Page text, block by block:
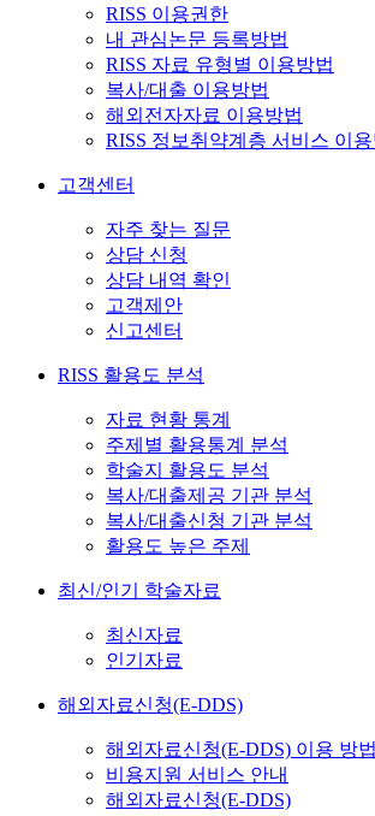
RISS 이용권한
내 관심논문 등록방법
RISS 자료 유형별 이용방법
복사/대출 이용방법
해외전자자료 이용방법
RISS 정보취약계층 서비스 이
고객센터
자주 찾는 질문
상담 신청
상담 내역 확인
고객제안
신고센터
RISS 활용도 분석
자료 현황 통계
주제별 활용통계 분석
학술지 활용도 분석
복사/대출제공 기관 분석
복사/대출신청 기관 분석
활용도 높은 주제
최신/인기 학술자료
최신자료
인기자료
해외자료신청(E-DDS)
해외자료신청(E-DDS) 이용 방법
비용지원 서비스 안내
해외자료신청(E-DDS)